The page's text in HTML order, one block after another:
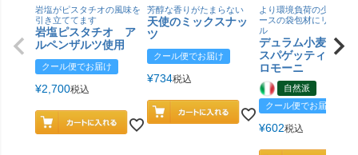
岩塩がピスタチオの風味を
引き立ててます
岩塩ピスタチオ ア
ルペンザルツ使用
クール便でお届け
¥2,700税込
芳醇な香りがたまらない
天使のミックスナッ
ツ
クール便でお届け
¥734税込
より環境負荷の少ない紙
ースの袋包材にリニュー
ル
デュラム小麦 有
スパゲッティ／ジ
ロモーニ
自然派
クール便でお届け
¥602税込